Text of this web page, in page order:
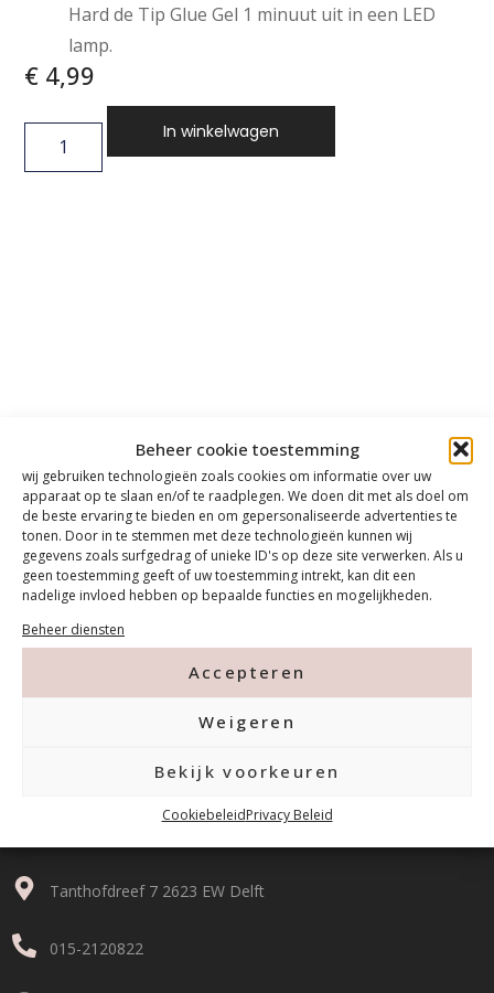
Beheer cookie toestemming
wij gebruiken technologieën zoals cookies om informatie over uw
apparaat op te slaan en/of te raadplegen. We doen dit met als doel om
de beste ervaring te bieden en om gepersonaliseerde advertenties te
tonen. Door in te stemmen met deze technologieën kunnen wij
gegevens zoals surfgedrag of unieke ID's op deze site verwerken. Als u
geen toestemming geeft of uw toestemming intrekt, kan dit een
nadelige invloed hebben op bepaalde functies en mogelijkheden.
Beheer diensten
Accepteren
Weigeren
Bekijk voorkeuren
CookiebeleidPrivacy Beleid
Hard de Tip Glue Gel 1 minuut uit in een LED
lamp.
€ 4,99
In winkelwagen
Tanthofdreef 7 2623 EW Delft
015-2120822